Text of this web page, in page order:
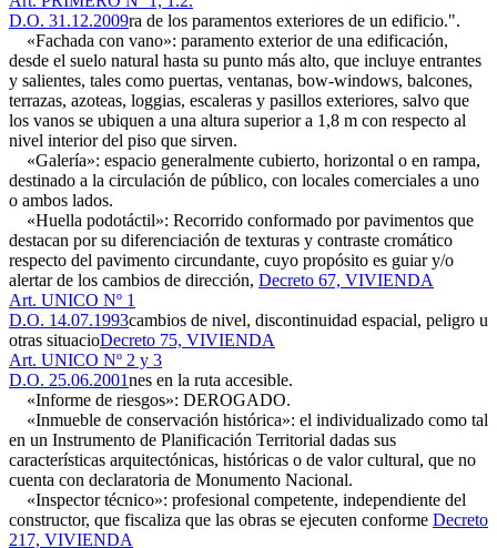
D.O. 31.12.2009ra de los paramentos exteriores de un edificio.".
«Fachada con vano»: paramento exterior de una edificación,
desde el suelo natural hasta su punto más alto, que incluye entrantes
y salientes, tales como puertas, ventanas, bow-windows, balcones,
terrazas, azoteas, loggias, escaleras y pasillos exteriores, salvo que
los vanos se ubiquen a una altura superior a 1,8 m con respecto al
nivel interior del piso que sirven.
«Galería»: espacio generalmente cubierto, horizontal o en rampa,
destinado a la circulación de público, con locales comerciales a uno
o ambos lados.
«Huella podotáctil»: Recorrido conformado por pavimentos que
destacan por su diferenciación de texturas y contraste cromático
respecto del pavimento circundante, cuyo propósito es guiar y/o
alertar de los cambios de dirección, Decreto 67, VIVIENDA
Art. UNICO Nº 1
D.O. 14.07.1993cambios de nivel, discontinuidad espacial, peligro u
otras situacioDecreto 75, VIVIENDA
Art. UNICO Nº 2 y 3
D.O. 25.06.2001nes en la ruta accesible.
«Informe de riesgos»: DEROGADO.
«Inmueble de conservación histórica»: el individualizado como tal
en un Instrumento de Planificación Territorial dadas sus
características arquitectónicas, históricas o de valor cultural, que no
cuenta con declaratoria de Monumento Nacional.
«Inspector técnico»: profesional competente, independiente del
constructor, que fiscaliza que las obras se ejecuten conforme Decreto
217, VIVIENDA